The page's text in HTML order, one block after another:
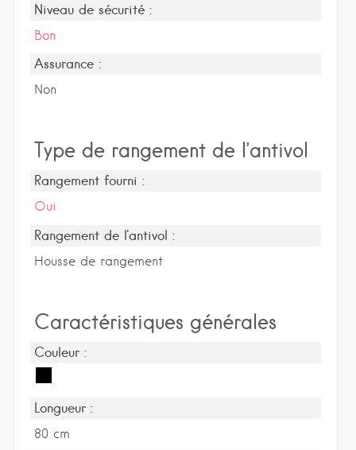
Niveau de sécurité :
Bon
Assurance :
Non
Type de rangement de l’antivol
Rangement fourni :
Oui
Rangement de l'antivol :
Housse de rangement
Caractéristiques générales
Couleur :
Longueur :
80 cm